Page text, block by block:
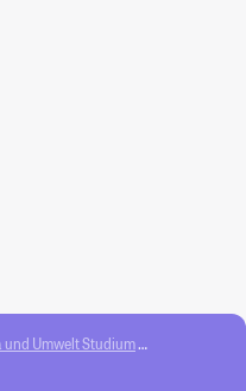
und Umwelt Studium